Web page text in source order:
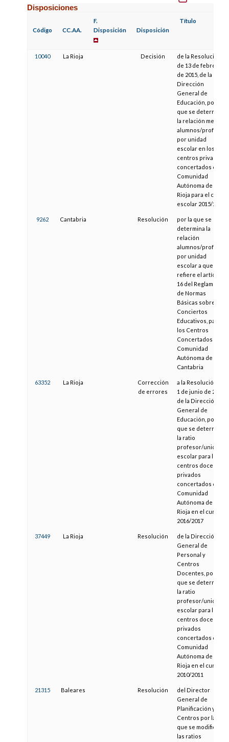
Disposiciones
Código CC.AA.
F.
Disposición
Disposición
Título
10040 La Rioja Decisión
de la Resolución
de 13 de febrero
de 2015, de la
Dirección
General de
Educación, por la
que se determina
la relación media
alumnos/profesor
por unidad
escolar en los
centros privados
concertados de la
Comunidad
Autónoma de La
Rioja para el curso
escolar 2015/2016
9262 Cantabria Resolución
por la que se
determina la
relación
alumnos/profesor
por unidad
escolar a que se
refiere el artículo
16 del Reglamento
de Normas
Básicas sobre
Conciertos
Educativos, para
los Centros
Concertados de la
Comunidad
Autónoma de
Cantabria
63352 La Rioja
Corrección
de errores
a la Resolución de
1 de junio de 2016,
de la Dirección
General de
Educación, por la
que se determina
la ratio
profesor/unidad
escolar para los
centros docentes
privados
concertados de la
Comunidad
Autónoma de La
Rioja en el curso
2016/2017
37449 La Rioja Resolución
de la Dirección
General de
Personal y
Centros
Docentes, por la
que se determina
la ratio
profesor/unidad
escolar para los
centros docentes
privados
concertados de la
Comunidad
Autónoma de La
Rioja en el curso
2010/2011
21315 Baleares Resolución
del Director
General de
Planificación y
Centros por la
que se modifican
las ratios